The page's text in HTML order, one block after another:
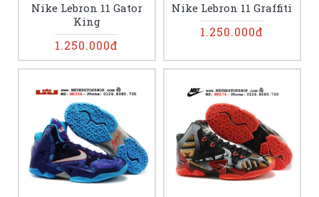
Nike Lebron 11 Gator
King
1.250.000đ
Nike Lebron 11 Graffiti
1.250.000đ